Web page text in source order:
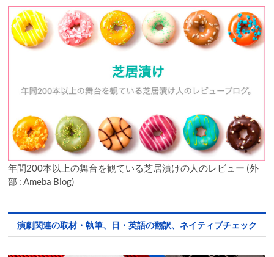
年間200本以上の舞台を観ている芝居漬けの人のレビュー (外
部 : Ameba Blog)
演劇関連の取材・執筆、日・英語の翻訳、ネイティブチェック